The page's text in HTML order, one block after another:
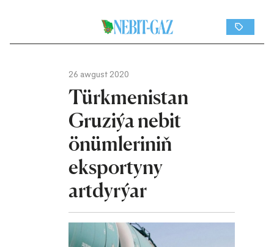
26 awgust 2020
Türkmenistan
Gruziýa nebit
önümleriniň
eksportyny
artdyrýar